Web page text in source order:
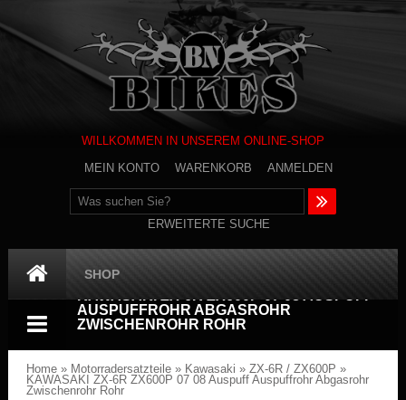
WILLKOMMEN IN UNSEREM ONLINE-SHOP
MEIN KONTO
WARENKORB ANMELDEN
ERWEITERTE SUCHE
SHOP
AUSPUFFROHR ABGASROHR
ZWISCHENROHR ROHR
Home » Motorradersatzteile » Kawasaki » ZX-6R / ZX600P »
KAWASAKI ZX-6R ZX600P 07 08 Auspuff Auspuffrohr Abgasrohr
Zwischenrohr Rohr